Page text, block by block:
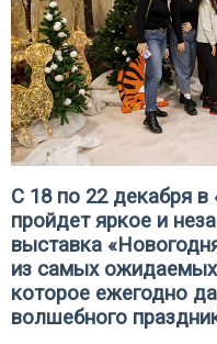
С 18 по 22 декабря
пройдет яркое и
выставка
из самых
которое ежегодно
волшебного